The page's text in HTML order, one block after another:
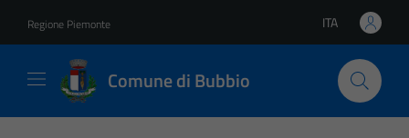
Regione Piemonte Lingua attiva:
ITA
Comune di Bubbio